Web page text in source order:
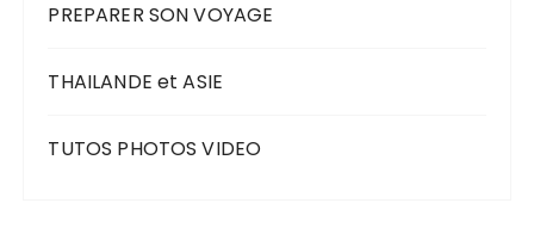
PREPARER SON VOYAGE
THAILANDE et ASIE
TUTOS PHOTOS VIDEO